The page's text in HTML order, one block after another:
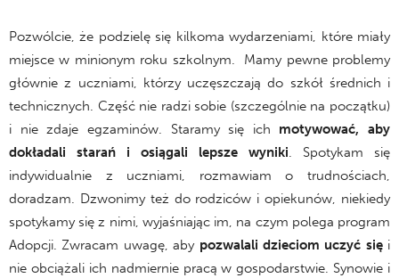
Pozwólcie, że podzielę się kilkoma wydarzeniami, które miały
miejsce w minionym roku szkolnym. Mamy pewne problemy
głównie z uczniami, którzy uczęszczają do szkół średnich i
technicznych. Część nie radzi sobie (szczególnie na początku)
i nie zdaje egzaminów. Staramy się ich motywować, aby
dokładali starań i osiągali lepsze wyniki. Spotykam się
indywidualnie z uczniami, rozmawiam o trudnościach,
doradzam. Dzwonimy też do rodziców i opiekunów, niekiedy
spotykamy się z nimi, wyjaśniając im, na czym polega program
Adopcji. Zwracam uwagę, aby pozwalali dzieciom uczyć sięi
nie obciążali ich nadmiernie pracą w gospodarstwie. Synowie i